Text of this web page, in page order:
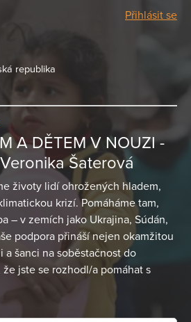
Přihlásit se
republika
A DĚTEM V NOUZI -
Šaterová
životy lidí ohrožených hladem,
krizí. Pomáháme tam,
– v zemích jako Ukrajina, Súdán,
podpora přináší nejen okamžitou
a šanci na soběstačnost do
jste se rozhodl/a pomáhat s